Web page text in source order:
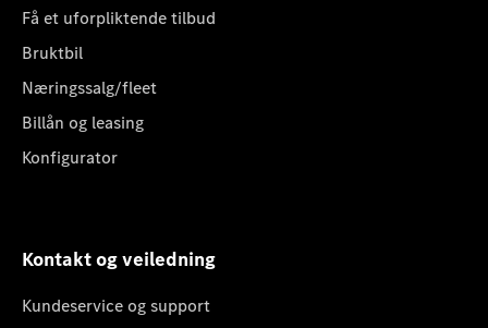
Få et uforpliktende tilbud
Bruktbil
Næringssalg/fleet
Billån og leasing
Konfigurator
Kontakt og veiledning
Kundeservice og support